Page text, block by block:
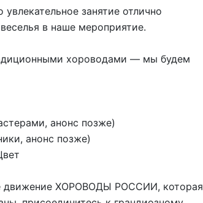
занятие отлично
в наше мероприятие.
хороводами — мы будем
анонс позже)
анонс позже)
движение ХОРОВОДЫ РОССИИ, которая